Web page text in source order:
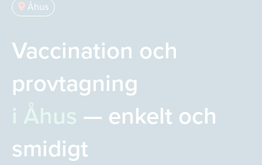
Åhus
Vaccination och
provtagning
— enkelt och
smidigt